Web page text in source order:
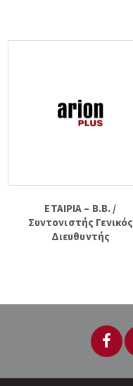
ΕΤΑΙΡΙΑ – Β.Β. /
Συντονιστής Γενικός
Διευθυντής